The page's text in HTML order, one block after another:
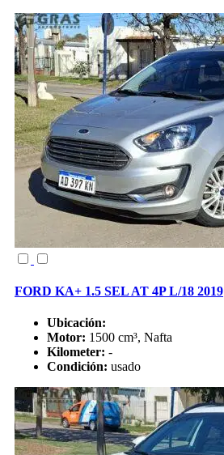
FORD KA+ 1.5 SEL AT 4P L/18 2019
Ubicación:
Motor: 1500 cm³, Nafta
Kilometer: -
Condición: usado